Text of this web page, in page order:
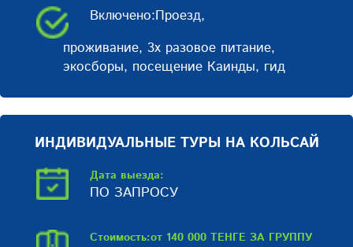
Включено:Проезд,
проживание, 3х разовое питание,
экосборы, посещение Каинды, гид
ИНДИВИДУАЛЬНЫЕ ТУРЫ НА КОЛЬСАЙ
Дата выезда:
ПО ЗАПРОСУ
Стоимость:от 140 000 ТЕНГЕ ЗА ГРУППУ